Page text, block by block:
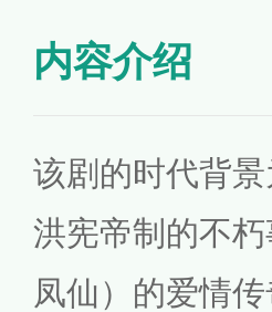
内容介绍
该剧的时代背
洪宪帝制的不
凤仙）的爱情